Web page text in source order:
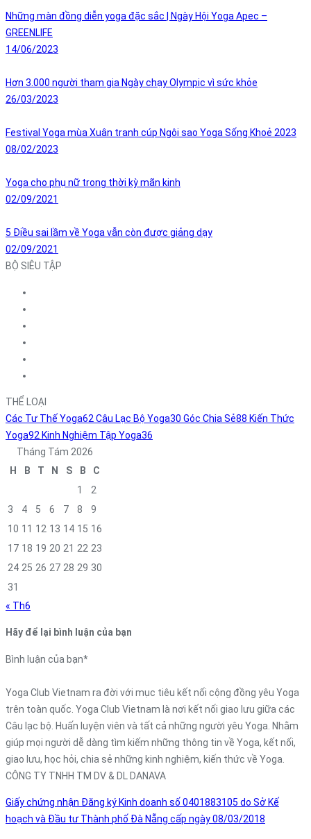
Những màn đồng diễn yoga đặc sắc | Ngày Hội Yoga Apec –
GREENLIFE
14/06/2023
Hơn 3.000 người tham gia Ngày chạy Olympic vì sức khỏe
26/03/2023
Festival Yoga mùa Xuân tranh cúp Ngôi sao Yoga Sống Khoẻ 2023
08/02/2023
Yoga cho phụ nữ trong thời kỳ mãn kinh
02/09/2021
5 Điều sai lầm về Yoga vẫn còn được giảng dạy
02/09/2021
BỘ SIÊU TẬP
THỂ LOẠI
Các Tư Thế Yoga62 Câu Lạc Bộ Yoga30 Góc Chia Sẻ88 Kiến Thức
Yoga92 Kinh Nghiệm Tập Yoga36
Tháng Tám 2026
H
B T N S B
C
1
2
3
4 5 6 7 8
9
10 11 12 13 14 15 16
17 18 19 20 21 22 23
24 25 26 27 28 29 30
31
« Th6
Hãy để lại bình luận của bạn
Bình luận của bạn*
Yoga Club Vietnam ra đời với mục tiêu kết nối cộng đồng yêu Yoga
trên toàn quốc. Yoga Club Vietnam là nơi kết nối giao lưu giữa các
Câu lạc bộ. Huấn luyện viên và tất cả những người yêu Yoga. Nhằm
giúp mọi người dễ dàng tìm kiếm những thông tin về Yoga, kết nối,
giao lưu, học hỏi, chia sẻ những kinh nghiệm, kiến thức về Yoga.
CÔNG TY TNHH TM DV & DL DANAVA
Giấy chứng nhận Đăng ký Kinh doanh số 0401883105 do Sở Kế
hoạch và Đầu tư Thành phố Đà Nẵng cấp ngày 08/03/2018